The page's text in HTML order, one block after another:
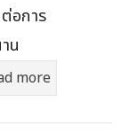
อการ
น
more